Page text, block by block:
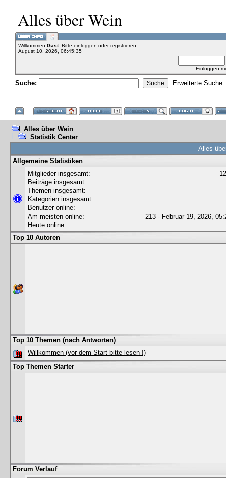
Alles über Wein
Willkommen Gast. Bitte einloggen oderregistrieren
August 10, 2026, 06:45:35
Einloggen
Suche: Erweiterte Suche
Alles über Wein
Statistik Center
Alles
Allgemeine Statistiken
Mitglieder insgesamt:
Beiträge insgesamt:
Themen insgesamt:
Kategorien insgesamt:
Benutzer online:
Am meisten online:
213 - Februar 19, 2026,
Heute online:
Top 10 Autoren
Top 10 Themen (nach Antworten)
Willkommen (vor dem Start bitte lesen !)
Top Themen Starter
Forum Verlauf